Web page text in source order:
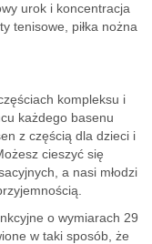
urok i koncentracja
tenisowe, piłka nożna
kompleksu i
każdego basenu
z częścią dla dzieci i
cieszyć się
a nasi młodzi
o wymiarach 29
w taki sposób, że